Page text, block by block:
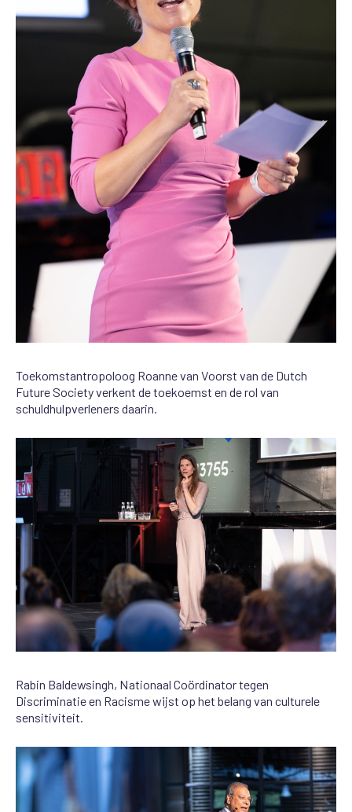
Toekomstantropoloog Roanne van Voorst van de Dutch
Future Society verkent de toekoemst en de rol van
schuldhulpverleners daarin.
Rabin Baldewsingh, Nationaal Coördinator tegen
Discriminatie en Racisme wijst op het belang van culturele
sensitiviteit.